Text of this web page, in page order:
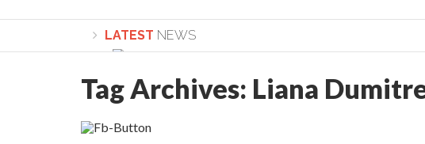
LATEST NEWS
Lepădarea de sine și urmarea lui Hristos. Calea spre
Tag Archives: Liana